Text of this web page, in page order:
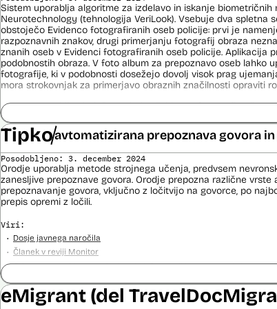
Sistem uporablja algoritme za izdelavo in iskanje biometričnih
Neurotechnology (tehnologija VeriLook). Vsebuje dva spletna
obstoječo Evidenco fotografiranih oseb policije: prvi je
razpoznavnih znakov, drugi primerjanju fotografij obraza
znanih oseb v Evidenci fotografiranih oseb policije. Aplikacija
podobnostih obraza. V foto album za prepoznavo oseb lahko
fotografije, ki v podobnosti dosežejo dovolj visok prag
mora strokovnjak za primerjavo obraznih značilnosti opraviti
Sistem uporablja sledeče podatke: Evidenca fotografiranih
telekomunikacijskega sistema policije (ITSP)), neznano
Viri:
Brošura 60 let informacijsko telekomunikacijskega sistema policije
Spletno mesto podjetja Neurotechnology, podstran VeriLook
Poročilo Automating Society report 2020 za Slovenijo
Odgovor na zahtevo za dostop do informacij javnega značaja
Dokument Povabilo k oddaji ponudbe
Dokument Obvestilo o oddaji naročila
Tipkoavtomatizirana prepoznava govora
Posodobljeno: 3. december 2024
Orodje uporablja metode strojnega učenja, predvsem
zanesljive prepoznave govora. Orodje prepozna različne vrste
prepoznavanje govora, vključno z ločitvijo na govorce, po
prepis opremi z ločili.
Viri:
Dosje javnega naročila
Članek v reviji Monitor
Odgovor na zahtevo za dostop do informacij javnega značaja
eMigrant (del